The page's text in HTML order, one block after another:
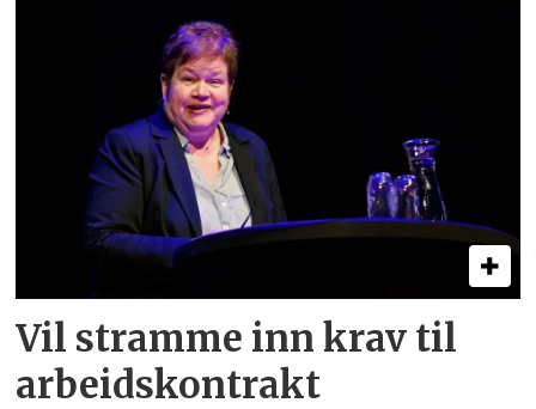
Vil stramme inn krav til
arbeids­kontrakt